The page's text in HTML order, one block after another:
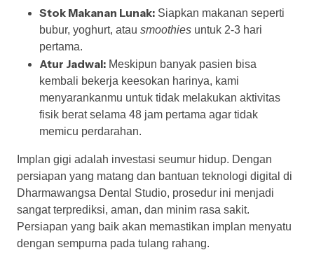
Stok Makanan Lunak: Siapkan makanan seperti
bubur, yoghurt, atau smoothies untuk 2-3 hari
pertama.
Atur Jadwal: Meskipun banyak pasien bisa
kembali bekerja keesokan harinya, kami
menyarankanmu untuk tidak melakukan aktivitas
fisik berat selama 48 jam pertama agar tidak
memicu perdarahan.
Implan gigi adalah investasi seumur hidup. Dengan
persiapan yang matang dan bantuan teknologi digital di
Dharmawangsa Dental Studio, prosedur ini menjadi
sangat terprediksi, aman, dan minim rasa sakit.
Persiapan yang baik akan memastikan implan menyatu
dengan sempurna pada tulang rahang.